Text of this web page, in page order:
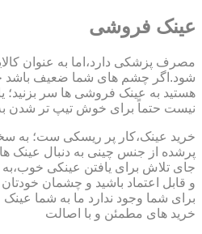
عینک فروشی
مصرف پزشکی دارد،اما به عنوان
شود.اگر چشم های شما ضعیف باشد
هستید به عینک فروشی ها سر بزنید؛
نیست حتماً برای خوش تیپ تر شدن
خرید عینک،کار پر ریسکی ست؛ به
پرشده از جنس چینی به دنبال عینک
جای تلاش برای یافتن عینکی
و قابل اعتماد باشید و چشمان خودتان
برای شما وجود ندارد ما به شما
خرید های مطمئن و با اصالت